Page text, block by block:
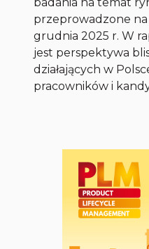
przeprowadzone na
grudnia 2025 r. W
jest perspektywa
działających w
pracowników i